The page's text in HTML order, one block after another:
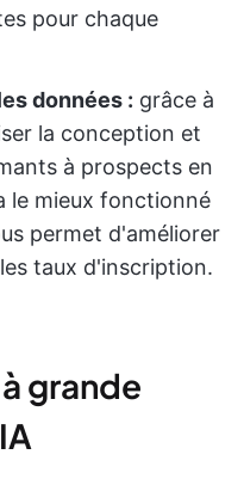
pour chaque
données : grâce à
la conception et
à prospects en
le mieux fonctionné
permet d'améliorer
taux d'inscription.
grande